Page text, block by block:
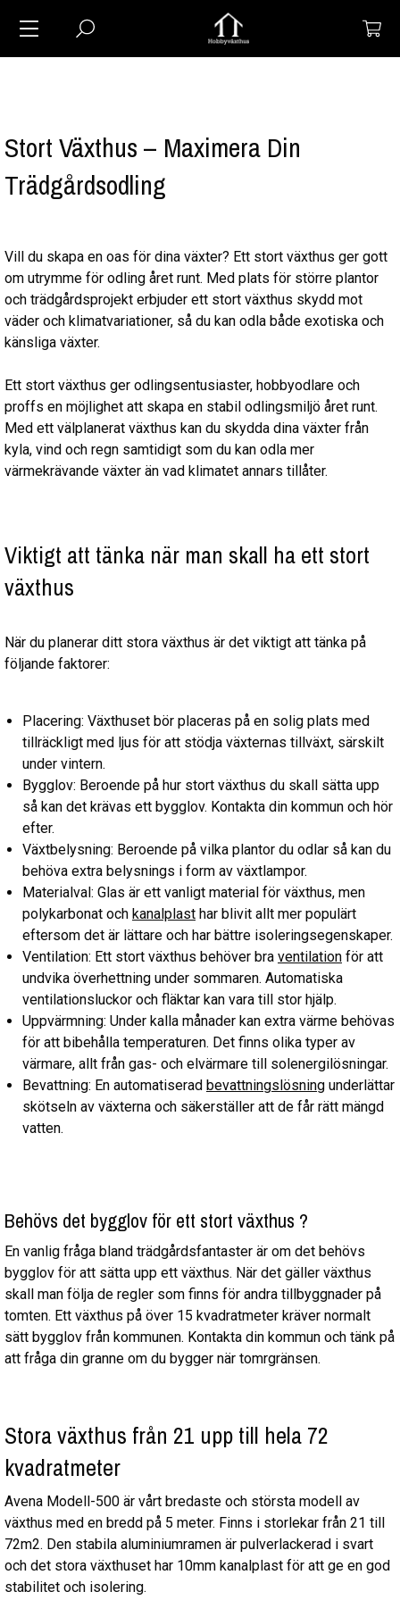
Stort Växthus – Maximera Din
Trädgårdsodling
Vill du skapa en oas för dina växter? Ett stort växthus ger gott
om utrymme för odling året runt. Med plats för större plantor
och trädgårdsprojekt erbjuder ett stort växthus skydd mot
väder och klimatvariationer, så du kan odla både exotiska och
känsliga växter.
Ett stort växthus ger odlingsentusiaster, hobbyodlare och
proffs en möjlighet att skapa en stabil odlingsmiljö året runt.
Med ett välplanerat växthus kan du skydda dina växter från
kyla, vind och regn samtidigt som du kan odla mer
värmekrävande växter än vad klimatet annars tillåter.
Viktigt att tänka när man skall ha ett stort
växthus
När du planerar ditt stora växthus är det viktigt att tänka på
följande faktorer:
Placering: Växthuset bör placeras på en solig plats med
tillräckligt med ljus för att stödja växternas tillväxt, särskilt
under vintern.
Bygglov: Beroende på hur stort växthus du skall sätta upp
så kan det krävas ett bygglov. Kontakta din kommun och hör
efter.
Växtbelysning: Beroende på vilka plantor du odlar så kan du
behöva extra belysnings i form av växtlampor.
Materialval: Glas är ett vanligt material för växthus, men
polykarbonat och kanalplast har blivit allt mer populärt
eftersom det är lättare och har bättre isoleringsegenskaper.
Ventilation: Ett stort växthus behöver bra ventilation för att
undvika överhettning under sommaren. Automatiska
ventilationsluckor och fläktar kan vara till stor hjälp.
Uppvärmning: Under kalla månader kan extra värme behövas
för att bibehålla temperaturen. Det finns olika typer av
värmare, allt från gas- och elvärmare till solenergilösningar.
Bevattning: En automatiserad bevattningslösning underlättar
skötseln av växterna och säkerställer att de får rätt mängd
vatten.
Behövs det bygglov för ett stort växthus ?
En vanlig fråga bland trädgårdsfantaster är om det behövs
bygglov för att sätta upp ett växthus. När det gäller växthus
skall man följa de regler som finns för andra tillbyggnader på
tomten. Ett växthus på över 15 kvadratmeter kräver normalt
sätt bygglov från kommunen. Kontakta din kommun och tänk på
att fråga din granne om du bygger när tomrgränsen.
Stora växthus från 21 upp till hela 72
kvadratmeter
Avena Modell-500 är vårt bredaste och största modell av
växthus med en bredd på 5 meter. Finns i storlekar från 21 till
72m2. Den stabila aluminiumramen är pulverlackerad i svart
och det stora växthuset har 10mm kanalplast för att ge en god
stabilitet och isolering.